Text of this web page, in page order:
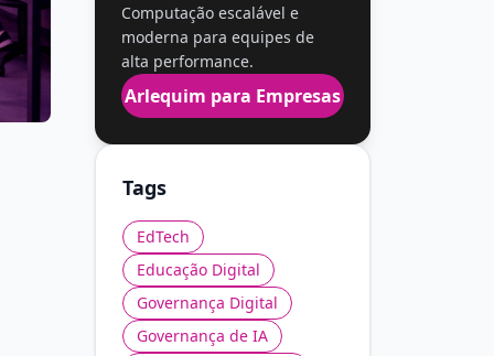
Computação escalável e
moderna para equipes de
alta performance.
Arlequim para Empresas
Tags
EdTech
Educação Digital
Governança Digital
Governança de IA